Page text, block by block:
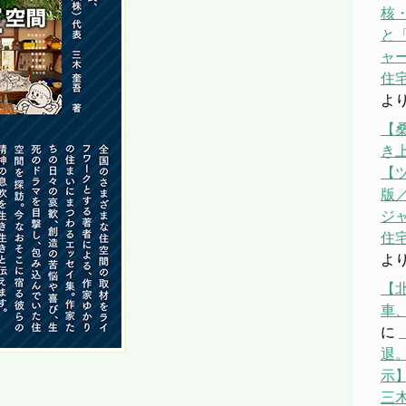
核
と
ャ
住
よ
【
き
【
版
ジ
住
よ
【
車
に
退
示
三